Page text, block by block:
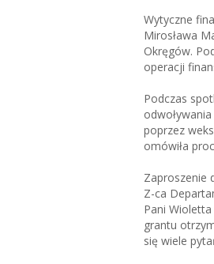
Wytyczne
Mirosława
Okręgów.
operacji
Podczas
poprzez
omówiła
Zaproszenie
Z-ca
Pani
grantu
się wiele